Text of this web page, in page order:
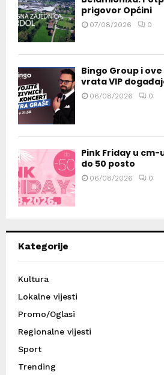
prigovor Općini
07/08/2026 0
Bingo Group i
vrata VIP
06/08/2026 0
Pink Friday u
do 50 posto
06/08/2026 0
Kategorije
Kultura
Lokalne vijesti
Promo/Oglasi
Regionalne vijesti
Sport
Trending